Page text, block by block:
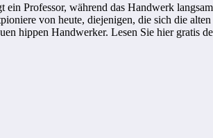
ein Professor, während das Handwerk
von heute, diejenigen, die sich die
hippen Handwerker. Lesen Sie hier gratis